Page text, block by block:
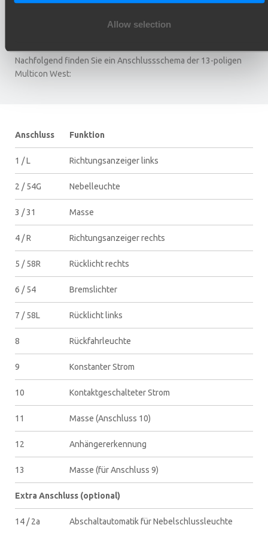
Allow selection
gelangen. Die Folge: Rostbildung und schlechter elektrischer
Nachfolgend finden Sie ein Anschlussschema der 13-poligen
Multicon West:
Anschluss Funktion
1 / L Richtungsanzeiger links
2 / 54G Nebelleuchte
3 / 31 Masse
4 / R Richtungsanzeiger rechts
5 / 58R Rücklicht rechts
6 / 54 Bremslichter
7 / 58L Rücklicht links
8 Rückfahrleuchte
9 Konstanter Strom
10 Kontaktgeschalteter Strom
11 Masse (Anschluss 10)
12 Anhängererkennung
13 Masse (für Anschluss 9)
Extra Anschluss (optional)
14 / 2a Abschaltautomatik für Nebelschlussleuchte